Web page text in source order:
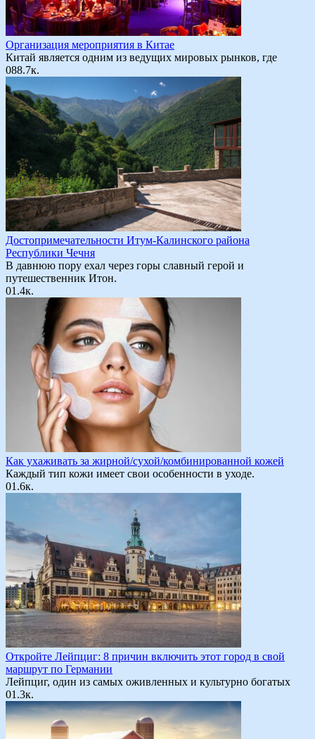
Организация мероприятия в Китае
Китай является одним из ведущих мировых рынков, где
088.7к.
Достопримечательности Итум-Калинского района
Республики Чечня
В давнюю пору ехал через горы славный герой и
путешественник Итон.
01.4к.
Как ухаживать за жирной/сухой/комбинированной кожей
Каждый тип кожи имеет свои особенности в уходе.
01.6к.
Откройте Лейпциг: 8 причин включить этот город в свой
маршрут по Германии
Лейпциг, один из самых оживленных и культурно богатых
01.3к.